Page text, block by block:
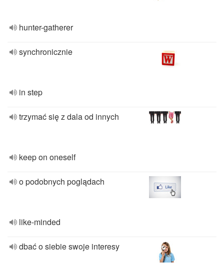
hunter-gatherer
synchronicznie
in step
trzymać się z dala od innych
keep on oneself
o podobnych poglądach
like-minded
dbać o siebie swoje interesy